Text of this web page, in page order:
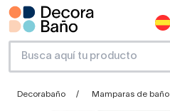
Decorabaño Mamparas de baño